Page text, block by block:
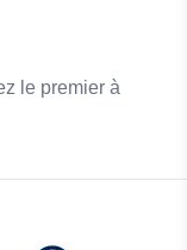
le premier à